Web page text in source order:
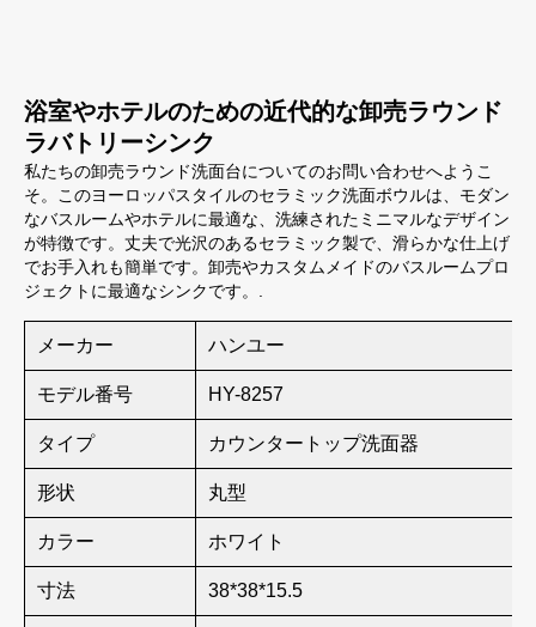
浴室やホテルのための近代的な卸売ラウンド
ラバトリーシンク
私たちの卸売ラウンド洗面台についてのお問い合わせへようこ
そ。このヨーロッパスタイルのセラミック洗面ボウルは、モダン
なバスルームやホテルに最適な、洗練されたミニマルなデザイン
が特徴です。丈夫で光沢のあるセラミック製で、滑らかな仕上げ
でお手入れも簡単です。卸売やカスタムメイドのバスルームプロ
ジェクトに最適なシンクです。.
メーカー ハンユー
モデル番号 HY-8257
タイプ カウンタートップ洗面器
形状 丸型
カラー ホワイト
寸法 38*38*15.5